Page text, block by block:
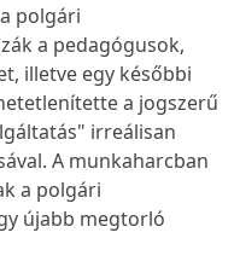
polgári
a pedagógusok,
illetve egy későbbi
a jogszerű
irreálisan
A munkaharcban
a polgári
újabb megtorló